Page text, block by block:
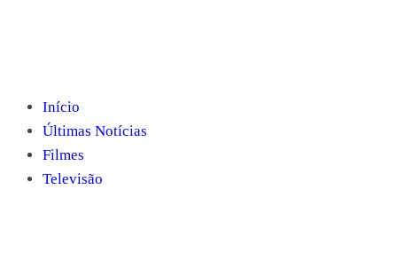
Início
Últimas Notícias
Filmes
Televisão